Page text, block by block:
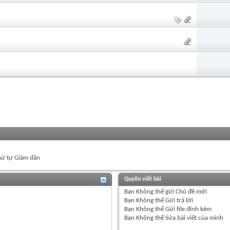
tự Giảm dần
Quyền viết bài
Bạn Không thểgửi Chủ đề mới
Bạn Không thểGửi trả lời
Bạn Không thểGửi file đính kèm
Bạn Không thểSửa bài viết của mình